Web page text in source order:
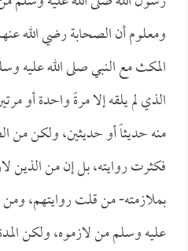
ومعلوم أن الصحابة رضي الله
المكث مع النبي صلى الله عليه
الذي لم يلقه إلا مرةً واحدة أو
منه حديثاً أو حديثين، ولكن من
فكثرت روايته، بل إن من الذين
بملازمته- من قلت روايتهم،
عليه وسلم من لازموه، ولكن